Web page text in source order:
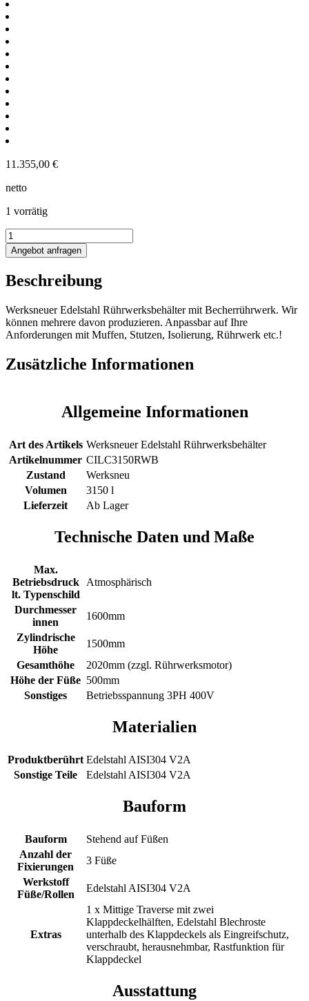
11.355,00 €
netto
1 vorrätig
3150L
Edelstahlbehälter
mit
Menge
Angebot anfragen
Beschreibung
Werksneuer Edelstahl Rührwerksbehälter mit Becherrührwerk. Wir
können mehrere davon produzieren. Anpassbar auf Ihre
Anforderungen mit Muffen, Stutzen, Isolierung, Rührwerk etc.!
Zusätzliche Informationen
Allgemeine Informationen
Art des Artikels Werksneuer Edelstahl Rührwerksbehälter
Artikelnummer CILC3150RWB
Zustand
Werksneu
Volumen
3150 l
Lieferzeit
Ab Lager
Technische Daten und Maße
Max.
Betriebsdruck
lt. Typenschild
Atmosphärisch
Durchmesser
innen
1600mm
Zylindrische
Höhe
1500mm
Gesamthöhe
2020mm (zzgl. Rührwerksmotor)
Höhe der Füße 500mm
Sonstiges
Betriebsspannung 3PH 400V
Materialien
Produktberührt Edelstahl AISI304 V2A
Sonstige Teile
Edelstahl AISI304 V2A
Bauform
Bauform
Stehend auf Füßen
Anzahl der
Fixierungen
3 Füße
Werkstoff
Füße/Rollen
Edelstahl AISI304 V2A
Extras
1 x Mittige Traverse mit zwei
Klappdeckelhälften, Edelstahl Blechroste
unterhalb des Klappdeckels als Eingreifschutz,
verschraubt, herausnehmbar, Rastfunktion für
Klappdeckel
Ausstattung